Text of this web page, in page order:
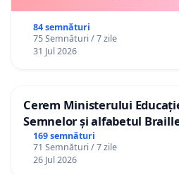
84 semnături
75 Semnături / 7 zile
31 Jul 2026
Cerem Ministerului
Semnelor și alfabetul
Republica Moldova!
169 semnături
71 Semnături / 7 zile
26 Jul 2026